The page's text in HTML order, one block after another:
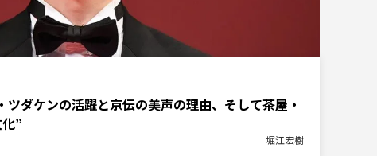
ツダケンの活躍と京伝の美声の理由、そして茶屋・
”
堀江宏樹